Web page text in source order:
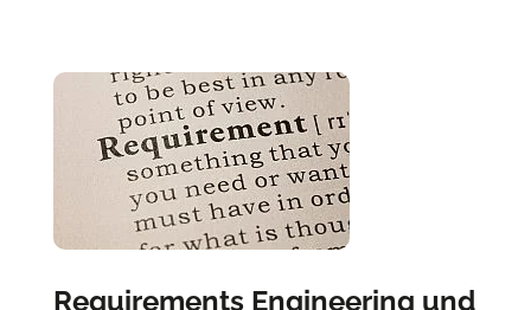
Requirements Engineering und